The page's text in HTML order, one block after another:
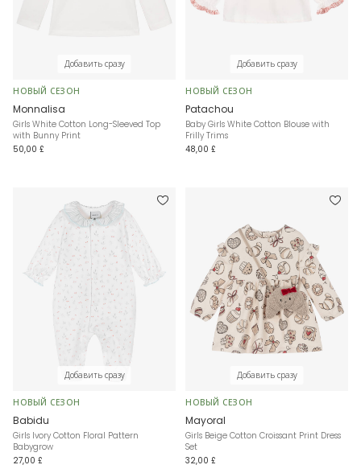
Добавить сразу
НОВЫЙ СЕЗОН
Monnalisa
Girls White Cotton Long-Sleeved Top
with Bunny Print
50,00 £
Добавить сразу
НОВЫЙ СЕЗОН
Patachou
Baby Girls White Cotton Blouse with
Frilly Trims
48,00 £
Добавить сразу
НОВЫЙ СЕЗОН
Babidu
Girls Ivory Cotton Floral Pattern
Babygrow
27,00 £
Добавить сразу
НОВЫЙ СЕЗОН
Mayoral
Girls Beige Cotton Croissant Print Dress
Set
32,00 £